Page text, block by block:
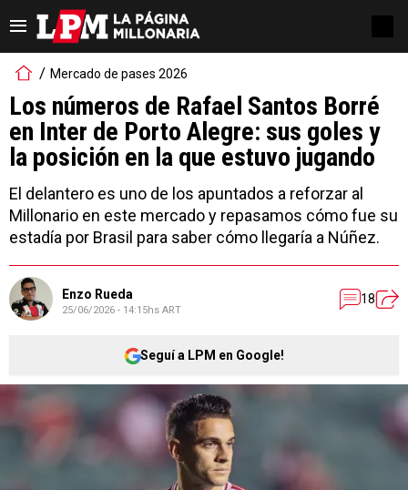
Mercado de pases 2026
Los números de Rafael Santos Borré
en Inter de Porto Alegre: sus goles y
la posición en la que estuvo jugando
El delantero es uno de los apuntados a reforzar al
Millonario en este mercado y repasamos cómo fue su
estadía por Brasil para saber cómo llegaría a Núñez.
Enzo Rueda
25/06/2026 - 14:15hs ART
18
Seguí a LPM en Google!